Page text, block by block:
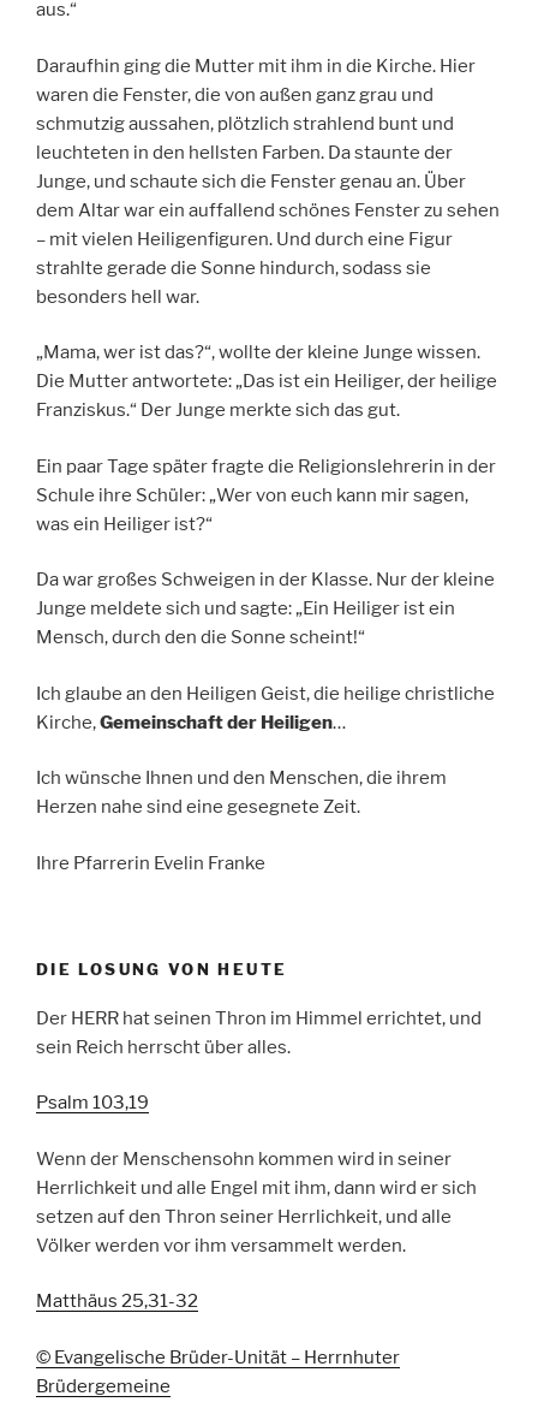
aus.“
Daraufhin ging die Mutter mit ihm in die Kirche. Hier
waren die Fenster, die von außen ganz grau und
schmutzig aussahen, plötzlich strahlend bunt und
leuchteten in den hellsten Farben. Da staunte der
Junge, und schaute sich die Fenster genau an. Über
dem Altar war ein auffallend schönes Fenster zu sehen
– mit vielen Heiligenfiguren. Und durch eine Figur
strahlte gerade die Sonne hindurch, sodass sie
besonders hell war.
„Mama, wer ist das?“, wollte der kleine Junge wissen.
Die Mutter antwortete: „Das ist ein Heiliger, der heilige
Franziskus.“ Der Junge merkte sich das gut.
Ein paar Tage später fragte die Religionslehrerin in der
Schule ihre Schüler: „Wer von euch kann mir sagen,
was ein Heiliger ist?“
Da war großes Schweigen in der Klasse. Nur der kleine
Junge meldete sich und sagte: „Ein Heiliger ist ein
Mensch, durch den die Sonne scheint!“
Ich glaube an den Heiligen Geist, die heilige christliche
Kirche,Gemeinschaft der Heiligen…
Ich wünsche Ihnen und den Menschen, die ihrem
Herzen nahe sind eine gesegnete Zeit.
Ihre Pfarrerin Evelin Franke
DIE LOSUNG VON HEUTE
Der HERR hat seinen Thron im Himmel errichtet, und
sein Reich herrscht über alles.
Psalm 103,19
Wenn der Menschensohn kommen wird in seiner
Herrlichkeit und alle Engel mit ihm, dann wird er sich
setzen auf den Thron seiner Herrlichkeit, und alle
Völker werden vor ihm versammelt werden.
Matthäus 25,31-32
© Evangelische Brüder-Unität – Herrnhuter
Brüdergemeine